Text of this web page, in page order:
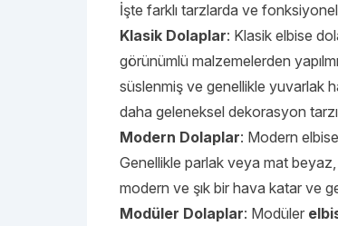
İşte farklı tarzlarda ve
Klasik Dolaplar: Klasik elbise
görünümlü malzemelerden
süslenmiş ve genellikle yuvarlak
daha geleneksel dekorasyon
Modern Dolaplar: Modern
Genellikle parlak veya mat
modern ve şık bir hava katar ve
Modüler Dolaplar: Modüler